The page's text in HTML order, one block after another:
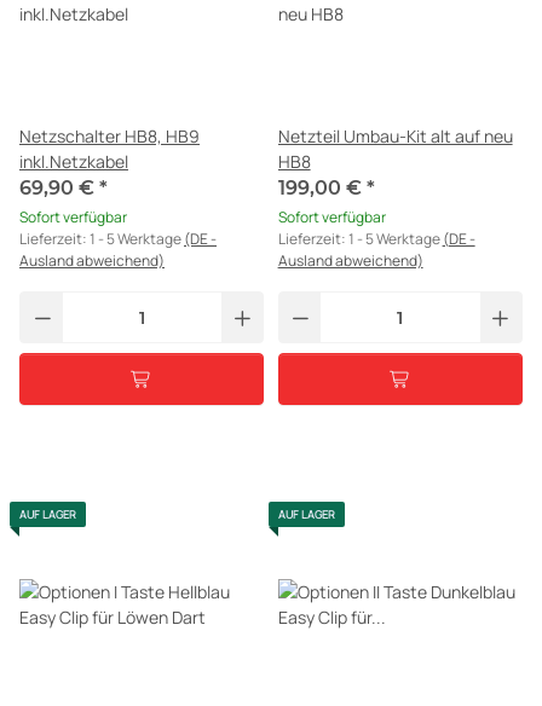
Netzschalter HB8, HB9
inkl.Netzkabel
69,90 € *
Sofort verfügbar
Lieferzeit:1 - 5 Werktage(DE -
Ausland abweichend)
Netzteil Umbau-Kit alt auf neu
HB8
199,00 € *
Sofort verfügbar
Lieferzeit:1 - 5 Werktage(DE -
Ausland abweichend)
AUF LAGER AUF LAGER